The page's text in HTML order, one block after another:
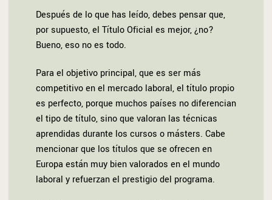
Después de lo que has leído, debes pensar que,
por supuesto, el Título Oficial es mejor, ¿no?
Bueno, eso no es todo.
Para el objetivo principal, que es ser más
competitivo en el mercado laboral, el título propio
es perfecto, porque muchos países no diferencian
el tipo de título, sino que valoran las técnicas
aprendidas durante los cursos o másters. Cabe
mencionar que los títulos que se ofrecen en
Europa están muy bien valorados en el mundo
laboral y refuerzan el prestigio del programa.